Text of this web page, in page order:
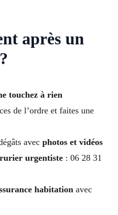
après un
touchez à rien
de l’ordre et faites une
avec photos et vidéos
urgentiste: 06 28 31
habitationavec